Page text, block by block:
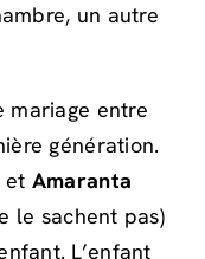
un autre
entre
génération.
et Amaranta
le sachent pas)
L’enfant